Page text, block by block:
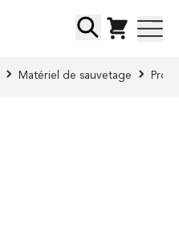
Chercher
Matériel de sauvetage